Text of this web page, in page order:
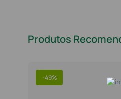
Produtos
-49%